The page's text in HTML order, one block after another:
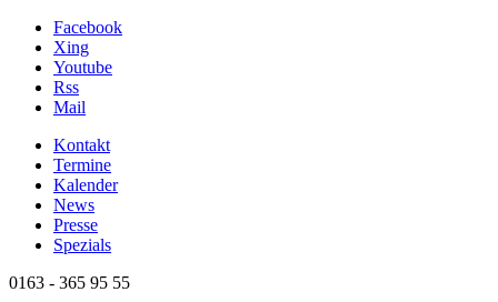
Facebook
Xing
Youtube
Rss
Mail
Kontakt
Termine
Kalender
News
Presse
Spezials
0163 - 365 95 55